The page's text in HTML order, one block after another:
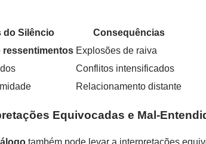
do Silêncio
Consequências
ressentimentos Explosões de raiva
Conflitos intensificados
Relacionamento distante
Equivocadas e Mal-
também pode levar a interpretações